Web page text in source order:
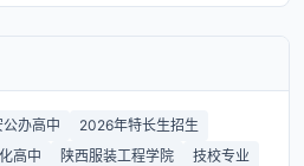
公办高中
2026年特长生招生
高中 陕西服装工程学院
技校专业